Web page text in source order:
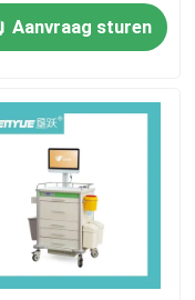
960mm
Aanvraag sturen